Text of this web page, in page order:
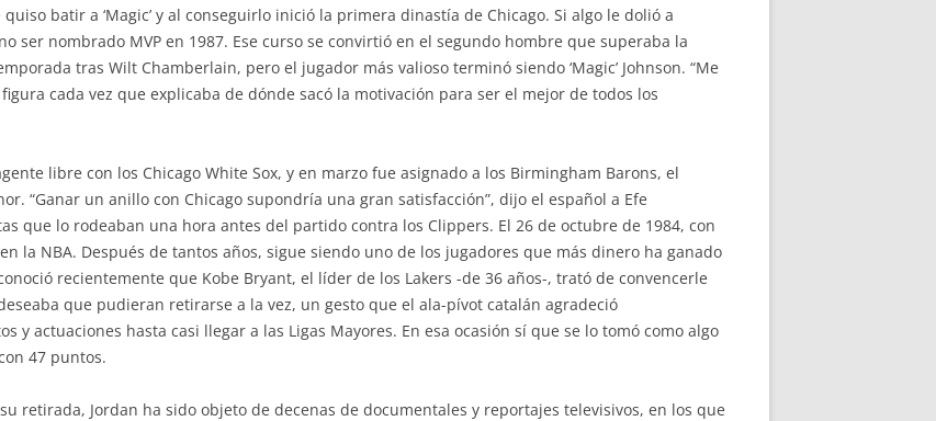
batir a ‘Magic’ y al conseguirlo inició la primera dinastía de Chicago. Si algo le dolió a
ser nombrado MVP en 1987. Ese curso se convirtió en el segundo hombre que superaba la
tras Wilt Chamberlain, pero el jugador más valioso terminó siendo ‘Magic’ Johnson. “Me
cada vez que explicaba de dónde sacó la motivación para ser el mejor de todos los
libre con los Chicago White Sox, y en marzo fue asignado a los Birmingham Barons, el
“Ganar un anillo con Chicago supondría una gran satisfacción”, dijo el español a Efe
que lo rodeaban una hora antes del partido contra los Clippers. El 26 de octubre de 1984, con
la NBA. Después de tantos años, sigue siendo uno de los jugadores que más dinero ha ganado
recientemente que Kobe Bryant, el líder de los Lakers -de 36 años-, trató de convencerle
que pudieran retirarse a la vez, un gesto que el ala-pívot catalán agradeció
y actuaciones hasta casi llegar a las Ligas Mayores. En esa ocasión sí que se lo tomó como algo
47 puntos.
retirada, Jordan ha sido objeto de decenas de documentales y reportajes televisivos, en los que